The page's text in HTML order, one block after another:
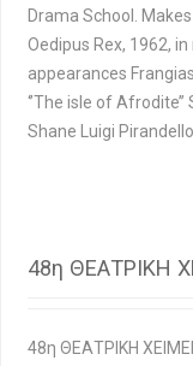
Drama School.
Oedipus Rex, 1962,
appearances
‘’The isle of
Shane Luigi Pirandello
48η ΘΕΑΤΡΙΚΗ
48η ΘΕΑΤΡΙΚΗ